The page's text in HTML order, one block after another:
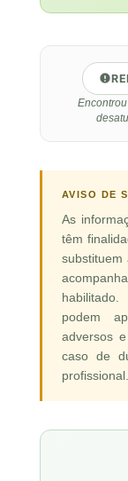
AVISO DE
As
têm
substituem
podem
adversos
caso de
profissional.